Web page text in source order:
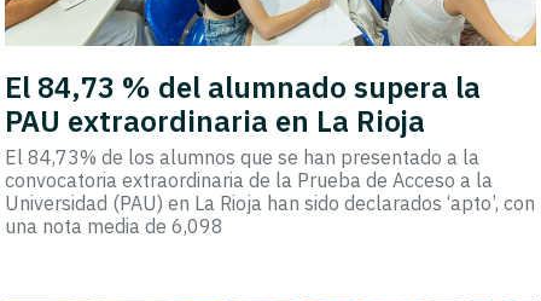
El 84,73 % del alumnado supera la
PAU extraordinaria en La Rioja
El 84,73% de los alumnos que se han presentado a la
convocatoria extraordinaria de la Prueba de Acceso a la
Universidad (PAU) en La Rioja han sido declarados ‘apto’, con
una nota media de 6,098